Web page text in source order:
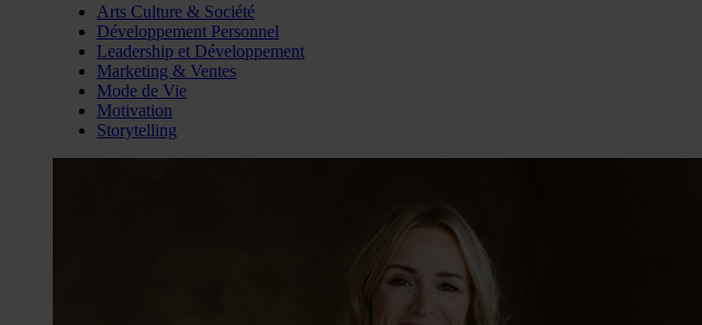
Arts Culture & Société
Développement Personnel
Leadership et Développement
Marketing & Ventes
Mode de Vie
Motivation
Storytelling